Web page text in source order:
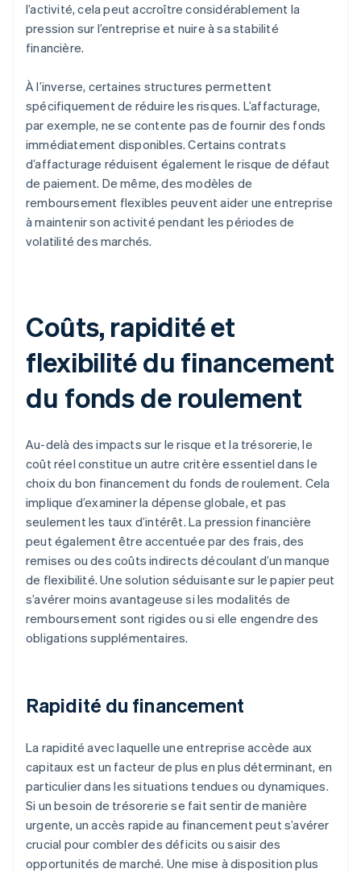
l’activité, cela peut accroître considérablement la
pression sur l’entreprise et nuire à sa stabilité
financière.
À l’inverse, certaines structures permettent
spécifiquement de réduire les risques. L’affacturage,
par exemple, ne se contente pas de fournir des fonds
immédiatement disponibles. Certains contrats
d’affacturage réduisent également le risque de défaut
de paiement. De même, des modèles de
remboursement flexibles peuvent aider une entreprise
à maintenir son activité pendant les périodes de
volatilité des marchés.
Coûts, rapidité et
flexibilité du financement
du fonds de roulement
Au-delà des impacts sur le risque et la trésorerie, le
coût réel constitue un autre critère essentiel dans le
choix du bon financement du fonds de roulement. Cela
implique d’examiner la dépense globale, et pas
seulement les taux d’intérêt. La pression financière
peut également être accentuée par des frais, des
remises ou des coûts indirects découlant d’un manque
de flexibilité. Une solution séduisante sur le papier peut
s’avérer moins avantageuse si les modalités de
remboursement sont rigides ou si elle engendre des
obligations supplémentaires.
Rapidité du financement
La rapidité avec laquelle une entreprise accède aux
capitaux est un facteur de plus en plus déterminant, en
particulier dans les situations tendues ou dynamiques.
Si un besoin de trésorerie se fait sentir de manière
urgente, un accès rapide au financement peut s’avérer
crucial pour combler des déficits ou saisir des
opportunités de marché. Une mise à disposition plus